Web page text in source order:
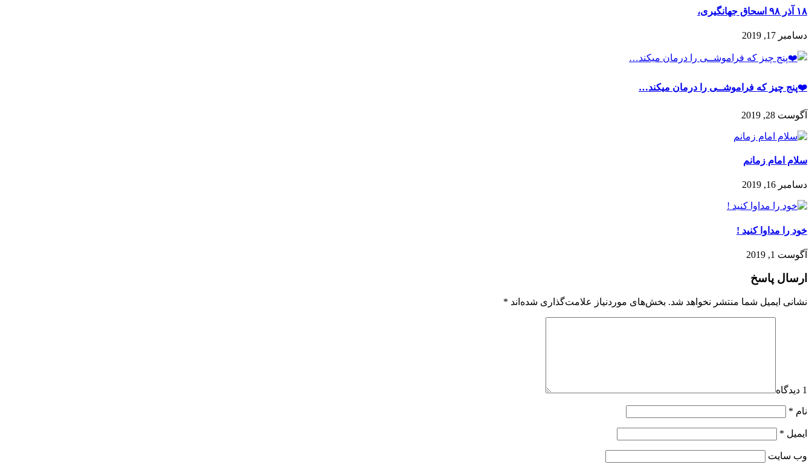
۱۸ آذر ۹۸ اسحاق جهانگیری،
دسامبر 17, 2019
❤️پنج چیز که فراموشــی را درمان میکند…
آگوست 28, 2019
سلام امام زمانم
دسامبر 16, 2019
خود را مداوا كنيد !
آگوست 1, 2019
ارسال پاسخ
نشانی ایمیل شما منتشر نخواهد شد. بخش‌های موردنیاز علامت‌گذاری شده‌اند *
1 دیدگاه
نام *
ایمیل *
وب‌ سایت